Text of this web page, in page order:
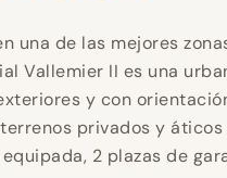
una de las mejores
Vallemier II es una
y con
privados y
2 plazas de